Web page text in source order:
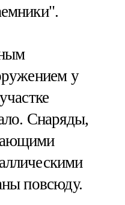
у
Снаряды,
повсюду.